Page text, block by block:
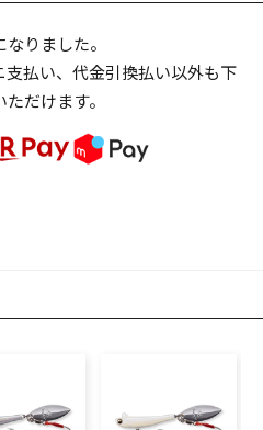
この内容で検索する
りました。
支払い、代金引換払い以外も下
だけます。